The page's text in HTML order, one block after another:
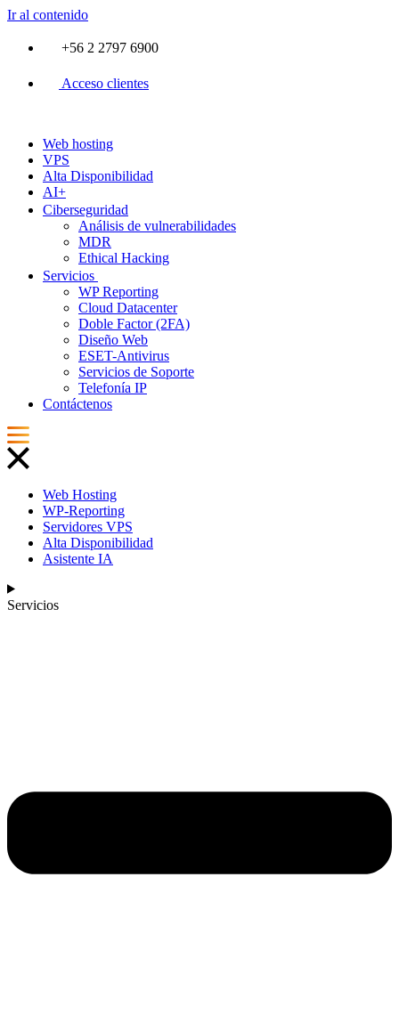
Ir al contenido
+56 2 2797 6900
Acceso clientes
Web hosting
VPS
Alta Disponibilidad
AI+
Ciberseguridad
Análisis de vulnerabilidades
MDR
Ethical Hacking
Servicios
WP Reporting
Cloud Datacenter
Doble Factor (2FA)
Diseño Web
ESET-Antivirus
Servicios de Soporte
Telefonía IP
Contáctenos
Web Hosting
WP-Reporting
Servidores VPS
Alta Disponibilidad
Asistente IA
Servicios